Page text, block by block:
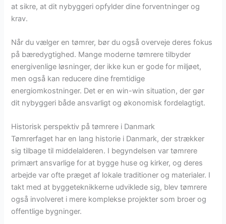
at sikre, at dit nybyggeri opfylder dine forventninger og
krav.
Når du vælger en tømrer, bør du også overveje deres fokus
på bæredygtighed. Mange moderne tømrere tilbyder
energivenlige løsninger, der ikke kun er gode for miljøet,
men også kan reducere dine fremtidige
energiomkostninger. Det er en win-win situation, der gør
dit nybyggeri både ansvarligt og økonomisk fordelagtigt.
Historisk perspektiv på tømrere i Danmark
Tømrerfaget har en lang historie i Danmark, der strækker
sig tilbage til middelalderen. I begyndelsen var tømrere
primært ansvarlige for at bygge huse og kirker, og deres
arbejde var ofte præget af lokale traditioner og materialer. I
takt med at byggeteknikkerne udviklede sig, blev tømrere
også involveret i mere komplekse projekter som broer og
offentlige bygninger.